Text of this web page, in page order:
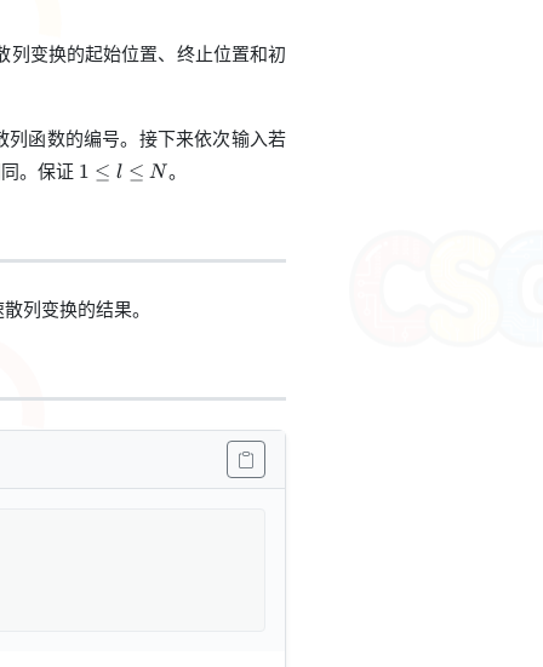
列变换的起始位置、终止位置和初
列函数的编号。接下来依次输入若
。保证 1\le
l\le
1 ≤ l ≤ N。
列变换的结果。